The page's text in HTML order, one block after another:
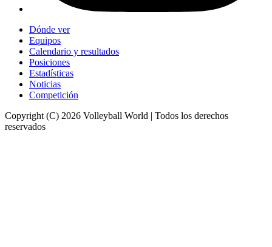
Dónde ver
Equipos
Calendario y resultados
Posiciones
Estadísticas
Noticias
Competición
Copyright (C) 2026 Volleyball World | Todos los derechos
reservados